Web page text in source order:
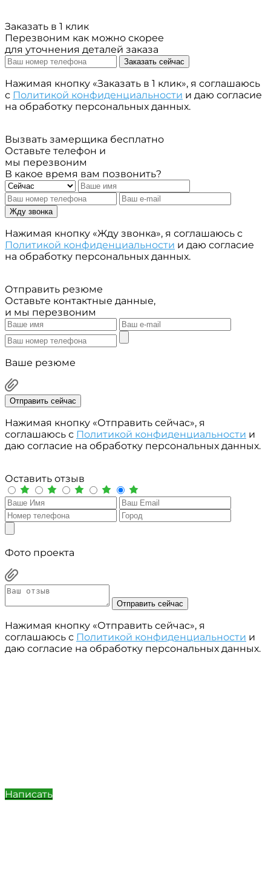
Заказать в 1 клик
Перезвоним как можно скорее
для уточнения деталей заказа
Заказать сейчас
Нажимая кнопку «Заказать в 1 клик», я соглашаюсь
с Политикой конфиденциальности и даю согласие
на обработку персональных данных.
Вызвать замерщика бесплатно
Оставьте телефон и
мы перезвоним
В какое время вам позвонить?
Жду звонка
Нажимая кнопку «Жду звонка», я соглашаюсь с
Политикой конфиденциальности и даю согласие
на обработку персональных данных.
Отправить резюме
Оставьте контактные данные,
и мы перезвоним
Ваше резюме
Отправить сейчас
Нажимая кнопку «Отправить сейчас», я
соглашаюсь с Политикой конфиденциальности и
даю согласие на обработку персональных данных.
Оставить отзыв
Фото проекта
Отправить сейчас
Нажимая кнопку «Отправить сейчас», я
соглашаюсь с Политикой конфиденциальности и
даю согласие на обработку персональных данных.
Написать